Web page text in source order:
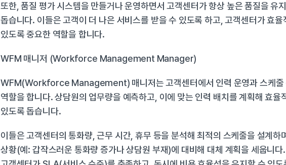
또한, 품질 평가 시스템을 만들거나 운영하면서 고객센터가 항상 높은 품질을 유
돕습니다. 이들은 고객이 더 나은 서비스를 받을 수 있도록 하고, 고객센터가 효
있도록 중요한 역할을 합니다.
WFM 매니저 (Workforce Management Manager)
WFM(Workforce Management) 매니저는 고객센터에서 인력 운영과 스케줄
역할을 합니다. 상담원의 업무량을 예측하고, 이에 맞는 인력 배치를 계획해 효율
있도록 돕습니다.
이들은 고객센터의 통화량, 근무 시간, 휴무 등을 분석해 최적의 스케줄을 설계하
상황(예: 갑작스러운 통화량 증가나 상담원 부재)에 대비해 대체 계획을 세웁니